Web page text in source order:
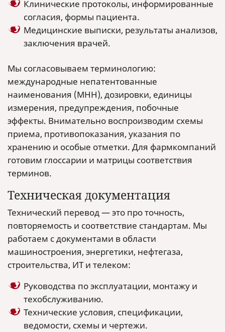
Клинические протоколы, информированные
согласия, формы пациента.
Медицинские выписки, результаты анализов,
заключения врачей.
Мы согласовываем терминологию:
международные непатентованные
наименования (МНН), дозировки, единицы
измерения, предупреждения, побочные
эффекты. Внимательно воспроизводим схемы
приема, противопоказания, указания по
хранению и особые отметки. Для фармкомпаний
готовим глоссарии и матрицы соответствия
терминов.
Техническая документация
Технический перевод — это про точность,
повторяемость и соответствие стандартам. Мы
работаем с документами в области
машиностроения, энергетики, нефтегаза,
строительства, ИТ и телеком:
Руководства по эксплуатации, монтажу и
техобслуживанию.
Технические условия, спецификации,
ведомости, схемы и чертежи.